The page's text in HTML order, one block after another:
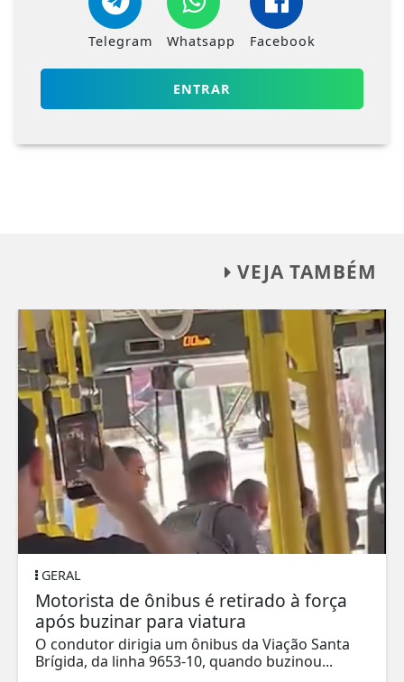
Telegram Whatsapp Facebook
ENTRAR
VEJA TAMBÉM
GERAL
Motorista de ônibus é retirado à força
após buzinar para viatura
O condutor dirigia um ônibus da Viação Santa
Brígida, da linha 9653-10, quando buzinou...